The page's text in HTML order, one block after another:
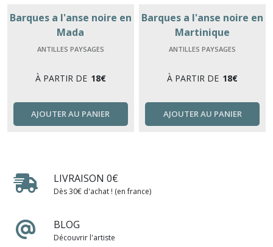
Barques a l'anse noire en
Mada
ANTILLES PAYSAGES
À PARTIR DE 18€
AJOUTER AU PANIER
Barques a l'anse noire en
Martinique
ANTILLES PAYSAGES
À PARTIR DE 18€
AJOUTER AU PANIER
LIVRAISON 0€
Dès 30€ d'achat ! (en france)
BLOG
Découvrir l'artiste